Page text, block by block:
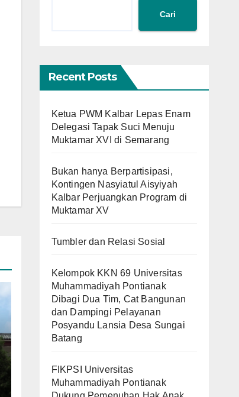
Cari
Recent Posts
Ketua PWM Kalbar Lepas Enam
Delegasi Tapak Suci Menuju
Muktamar XVI di Semarang
Bukan hanya Berpartisipasi,
Kontingen Nasyiatul Aisyiyah
Kalbar Perjuangkan Program di
Muktamar XV
Tumbler dan Relasi Sosial
Kelompok KKN 69 Universitas
Muhammadiyah Pontianak
Dibagi Dua Tim, Cat Bangunan
dan Dampingi Pelayanan
Posyandu Lansia Desa Sungai
Batang
FIKPSI Universitas
Muhammadiyah Pontianak